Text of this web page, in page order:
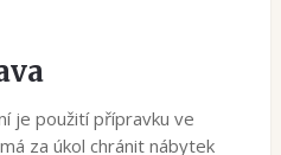
je použití přípravku ve
za úkol chránit nábytek